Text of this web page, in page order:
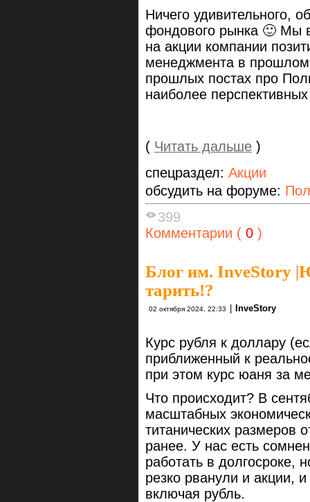
Ничего удивительного,
фондового рынка 🙂 Мы
на акции компании
менеджмента в прошлом
прошлых постах про
наиболее
( Читать дальше )
спецраздел: Акции
обсудить на форуме:
399
Комментарии ( 0 )
Блог им. InveStory |
тарить!?
02 октября 2024, 22:33 InveStory
Курс рубля к доллару
приближенный к
при этом курс юаня за
Что происходит? В
масштабных
титанических размеров
ранее. У нас есть
работать в долгосроке,
резко рванули и акции,
включая рубль.